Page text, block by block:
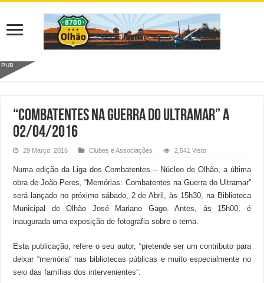
PUB
“Combatentes na Guerra do Ultramar” a
02/04/2016
29 Março, 2016 Clubes e Associações 2,541 Visto
Numa edição da Liga dos Combatentes – Núcleo de Olhão, a última
obra de João Peres, “Memórias: Combatentes na Guerra do Ultramar”
será lançado no próximo sábado, 2 de Abril, às 15h30, na Biblioteca
Municipal de Olhão José Mariano Gago. Antes, às 15h00, é
inaugurada uma exposição de fotografia sobre o tema.
Esta publicação, refere o seu autor, “pretende ser um contributo para
deixar “memória” nas bibliotecas públicas e muito especialmente no
seio das famílias dos intervenientes”.